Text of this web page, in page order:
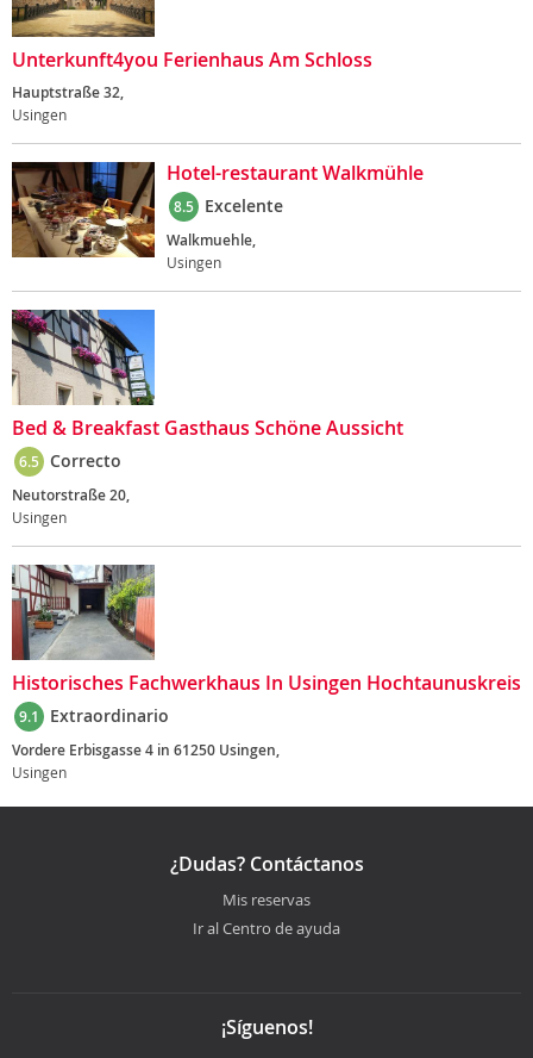
Unterkunft4you Ferienhaus Am Schloss
Hauptstraße 32,
Usingen
Hotel-restaurant Walkmühle
8.5 Excelente
Walkmuehle,
Usingen
Bed & Breakfast Gasthaus Schöne Aussicht
6.5 Correcto
Neutorstraße 20,
Usingen
Historisches Fachwerkhaus In Usingen Hochtaunuskreis
9.1 Extraordinario
Vordere Erbisgasse 4 in 61250 Usingen,
Usingen
¿Dudas? Contáctanos
Mis reservas
Ir al Centro de ayuda
¡Síguenos!